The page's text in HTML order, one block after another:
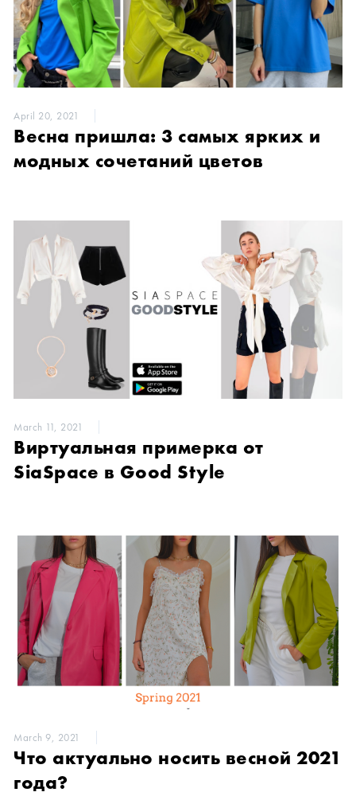
April 20, 2021
Весна пришла: 3 самых ярких и
модных сочетаний цветов
March 11, 2021
Виртуальная примерка от
SiaSpace в Good Style
March 9, 2021
Что актуально носить весной 2021
года?